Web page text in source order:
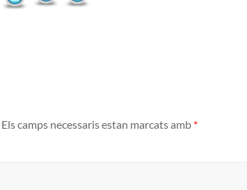
Els camps necessaris estan marcats amb *